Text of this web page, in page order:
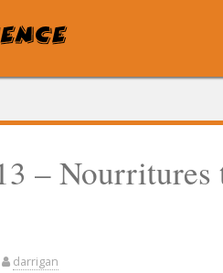
– Nourritures
darrigan